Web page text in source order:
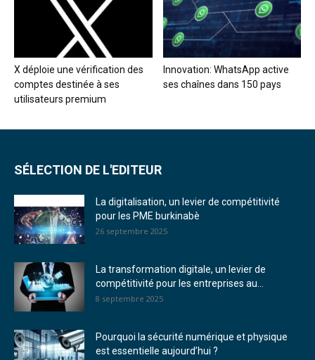
X déploie une vérification des
comptes destinée à ses
utilisateurs premium
Innovation: WhatsApp active
ses chaînes dans 150 pays
SÉLECTION DE L'EDITEUR
La digitalisation, un levier de compétitivité
pour les PME burkinabè
26 septembre 2025
La transformation digitale, un levier de
compétitivité pour les entreprises au...
8 septembre 2025
Pourquoi la sécurité numérique et physique
est essentielle aujourd’hui ?